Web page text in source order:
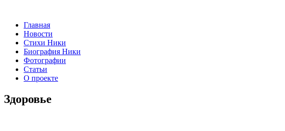
Главная
Новости
Стихи Ники
Биография Ники
Фотографии
Статьи
О проекте
Здоровье